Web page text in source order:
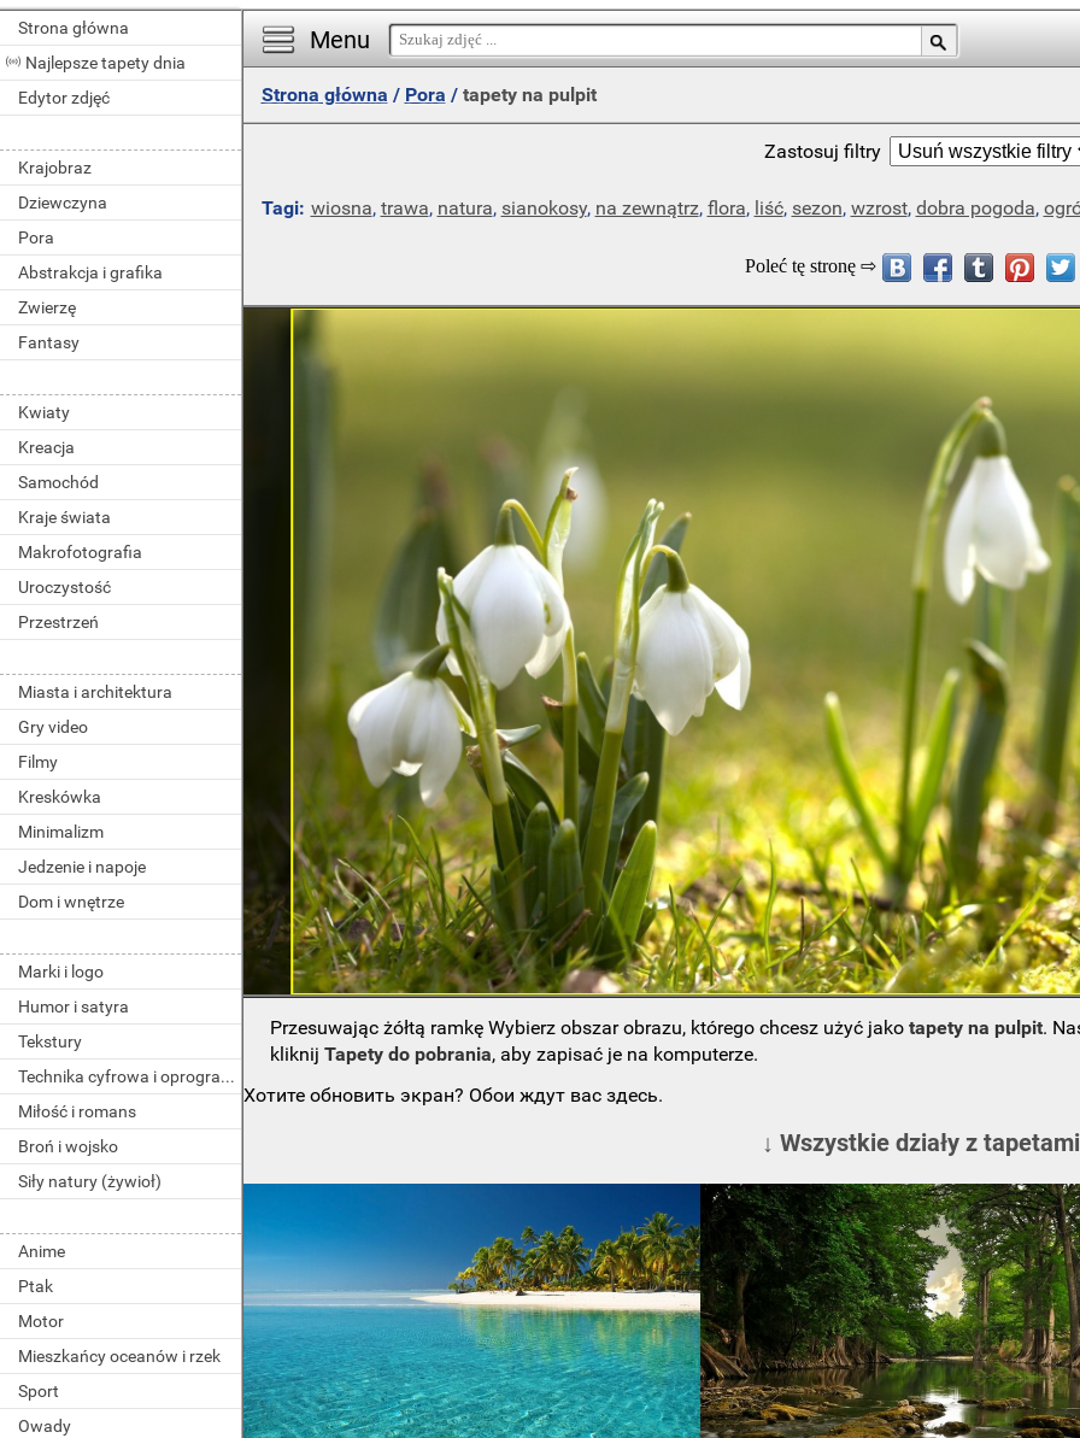
Strona główna
Najlepsze tapety dnia
Edytor zdjęć
Krajobraz
Dziewczyna
Pora
Abstrakcja i grafika
Zwierzę
Fantasy
Kwiaty
Kreacja
Samochód
Kraje świata
Makrofotografia
Uroczystość
Przestrzeń
Miasta i architektura
Gry video
Filmy
Kreskówka
Minimalizm
Jedzenie i napoje
Dom i wnętrze
Marki i logo
Humor i satyra
Tekstury
Technika cyfrowa i oprogramowanie
Miłość i romans
Broń i wojsko
Siły natury (żywioł)
Anime
Ptak
Motor
Mieszkańcy oceanów i rzek
Sport
Owady
Menu
Strona główna / Pora / tapety na pulpit
Zastosuj filtry
Tagi: wiosna, trawa, natura, sianokosy, na zewnątrz, flora, liść, sezon, wzrost, dobra pogoda,
Przesuwając żółtą ramkę Wybierz obszar obrazu, którego chcesz użyć jakotapety na pulpit.
kliknijTapety do pobrania, aby zapisać je na komputerze.
Хотите обновить экран? Обои ждут вас здесь.
↓ Wszystkie działy z